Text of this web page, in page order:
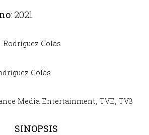
: 2021
Rodríguez Colás
Colás
Media Entertainment, TVE, TV3
SINOPSIS